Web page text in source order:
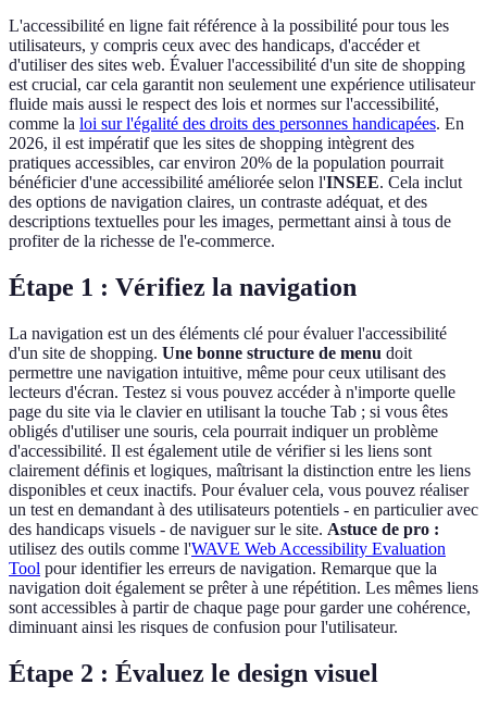
L'accessibilité en ligne fait référence à la possibilité pour tous les
utilisateurs, y compris ceux avec des handicaps, d'accéder et
d'utiliser des sites web. Évaluer l'accessibilité d'un site de shopping
est crucial, car cela garantit non seulement une expérience utilisateur
fluide mais aussi le respect des lois et normes sur l'accessibilité,
comme la loi sur l'égalité des droits des personnes handicapées. En
2026, il est impératif que les sites de shopping intègrent des
pratiques accessibles, car environ 20% de la population pourrait
bénéficier d'une accessibilité améliorée selon l'INSEE. Cela inclut
des options de navigation claires, un contraste adéquat, et des
descriptions textuelles pour les images, permettant ainsi à tous de
profiter de la richesse de l'e-commerce.
Étape 1 : Vérifiez la navigation
La navigation est un des éléments clé pour évaluer l'accessibilité
d'un site de shopping. Une bonne structure de menu doit
permettre une navigation intuitive, même pour ceux utilisant des
lecteurs d'écran. Testez si vous pouvez accéder à n'importe quelle
page du site via le clavier en utilisant la touche Tab ; si vous êtes
obligés d'utiliser une souris, cela pourrait indiquer un problème
d'accessibilité. Il est également utile de vérifier si les liens sont
clairement définis et logiques, maîtrisant la distinction entre les liens
disponibles et ceux inactifs. Pour évaluer cela, vous pouvez réaliser
un test en demandant à des utilisateurs potentiels - en particulier avec
des handicaps visuels - de naviguer sur le site. Astuce de pro :
utilisez des outils comme l'WAVE Web Accessibility Evaluation
Tool pour identifier les erreurs de navigation. Remarque que la
navigation doit également se prêter à une répétition. Les mêmes liens
sont accessibles à partir de chaque page pour garder une cohérence,
diminuant ainsi les risques de confusion pour l'utilisateur.
Étape 2 : Évaluez le design visuel